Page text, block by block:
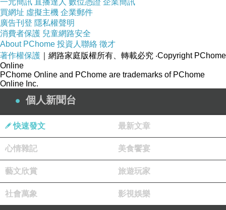
?重複排列的 2x2 像素設置較易在拍攝條紋和其它一般圖案時產生摩爾紋
X Mount
為了利用這些新鏡頭中成像性能超強的每個光子，為 X-Pro1 特別設計了
Mount'接環極薄 - 約 2.5mm - 進一步改進了安裝鏡頭後 X-Pro1 的輕薄外
接環把影像瞬間傳輸至相機主機，確保鏡頭與主機無縫對接，因此，攝影
面。
17.7mm。更寬闊，鏡頭接合更深入，接環表面的距離縮至最短(約只有
一元簡訊 直播達人 數位憑證 企業簡訊
買網址 虛擬主機 企業郵件
廣告刊登 隱私權聲明
消費者保護 兒童網路安全
About PChome 投資人聯絡 徵才
著作權保護 ｜網路家庭版權所有、轉載必究 ‧Copyright PChome
Online
PChome Online and PChome are trademarks of PChome
Online Inc.
個人新聞台
快速發文 最新文章
心情雜記 美食饗宴
藝文欣賞 旅遊玩家
社會萬象 影視娛樂